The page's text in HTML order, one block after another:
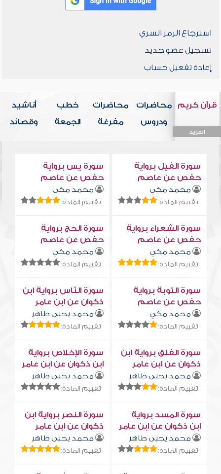
استرجاع الرمز السري
تسجيل عضو جديد
إعادة تفعيل حساب
قرآن كريم
المزيد
محاضرات
ودروس
محاضرات
مفرغة
خطب
الجمعة
أناشيد
وقصائد
سورة الفيل برواية
حفص عن عاصم
محمد مكي
تقييم المادة:
سورة يس برواية
حفص عن عاصم
محمد مكي
تقييم المادة:
سورة الشعراء برواية
حفص عن عاصم
محمد مكي
تقييم المادة:
سورة الحج برواية
حفص عن عاصم
محمد مكي
تقييم المادة:
سورة التوبة برواية
حفص عن عاصم
محمد مكي
تقييم المادة:
سورة النّاس برواية ابن
ذكوان عن ابن عامر
محمد يحيى طاهر
تقييم المادة:
سورة الفلق برواية ابن
ذكوان عن ابن عامر
محمد يحيى طاهر
تقييم المادة:
سورة الإخلاص برواية
ابن ذكوان عن ابن عامر
محمد يحيى طاهر
تقييم المادة:
سورة المسد برواية
ابن ذكوان عن ابن عامر
محمد يحيى طاهر
تقييم المادة:
سورة النصر برواية ابن
ذكوان عن ابن عامر
محمد يحيى طاهر
تقييم المادة: